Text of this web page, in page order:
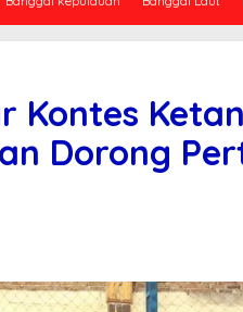
Kontes
Dorong